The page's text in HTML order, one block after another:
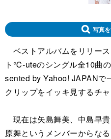
写真
ベストアルバムをリリー
ト℃-uteのシングル全10曲
sented by Yahoo! JAPANで
クリップをイッキ見するチャ
現在は矢島舞美、中島早
原舞というメンバーからな